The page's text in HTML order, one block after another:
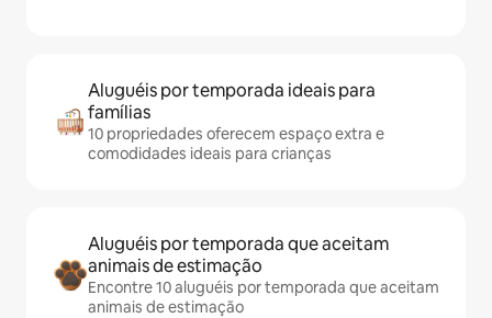
Aluguéis por temporada ideais para
famílias
10 propriedades oferecem espaço extra e
comodidades ideais para crianças
Aluguéis por temporada que aceitam
animais de estimação
Encontre 10 aluguéis por temporada que aceitam
animais de estimação